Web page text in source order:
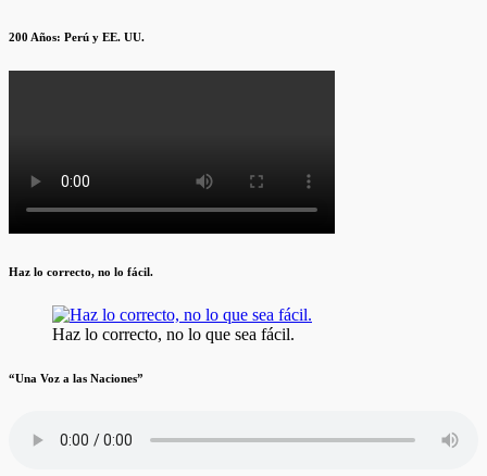
200 Años: Perú y EE. UU.
Haz lo correcto, no lo fácil.
Haz lo correcto, no lo que sea fácil.
“Una Voz a las Naciones”